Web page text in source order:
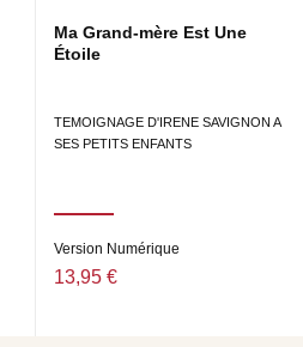
Ma Grand-mère Est Une
Étoile
TEMOIGNAGE D'IRENE SAVIGNON A
SES PETITS ENFANTS
Version Numérique
13,95 €